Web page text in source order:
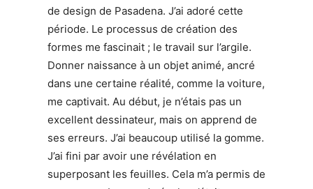
de design de Pasadena. J’ai adoré cette
période. Le processus de création des
formes me fascinait ; le travail sur l’argile.
Donner naissance à un objet animé, ancré
dans une certaine réalité, comme la voiture,
me captivait. Au début, je n’étais pas un
excellent dessinateur, mais on apprend de
ses erreurs. J’ai beaucoup utilisé la gomme.
J’ai fini par avoir une révélation en
superposant les feuilles. Cela m’a permis de